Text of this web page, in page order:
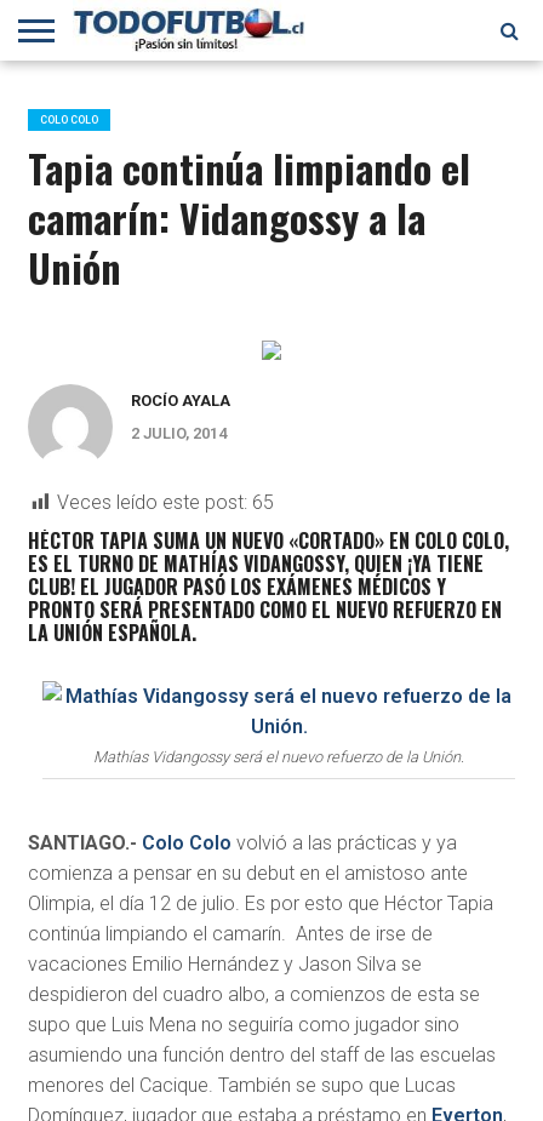
PRIMERA
B
SELECCIÓN
CHILENA
CHILENOS
EN EL
MUNDO
FÚTBOL
INTERNACIONAL
COLO COLO
Tapia continúa limpiando el
camarín: Vidangossy a la
Unión
ROCÍO AYALA
2 JULIO, 2014
Veces leído este post: 65
HÉCTOR TAPIA SUMA UN NUEVO «CORTADO» EN COLO COLO,
ES EL TURNO DE MATHÍAS VIDANGOSSY, QUIEN ¡YA TIENE
CLUB! EL JUGADOR PASÓ LOS EXÁMENES MÉDICOS Y
PRONTO SERÁ PRESENTADO COMO EL NUEVO REFUERZO EN
LA UNIÓN ESPAÑOLA.
Mathías Vidangossy será el nuevo refuerzo de la Unión.
SANTIAGO.- Colo Colo volvió a las prácticas y ya
comienza a pensar en su debut en el amistoso ante
Olimpia, el día 12 de julio. Es por esto que Héctor Tapia
continúa limpiando el camarín. Antes de irse de
vacaciones Emilio Hernández y Jason Silva se
despidieron del cuadro albo, a comienzos de esta se
supo que Luis Mena no seguiría como jugador sino
asumiendo una función dentro del staff de las escuelas
menores del Cacique. También se supo que Lucas
Domínguez, jugador que estaba a préstamo en Everton,